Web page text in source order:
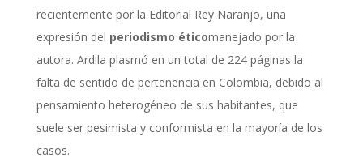
recientemente por la Editorial Rey Naranjo, una
expresión del periodismo éticomanejado por la
autora. Ardila plasmó en un total de 224 páginas la
falta de sentido de pertenencia en Colombia, debido al
pensamiento heterogéneo de sus habitantes, que
suele ser pesimista y conformista en la mayoría de los
casos.